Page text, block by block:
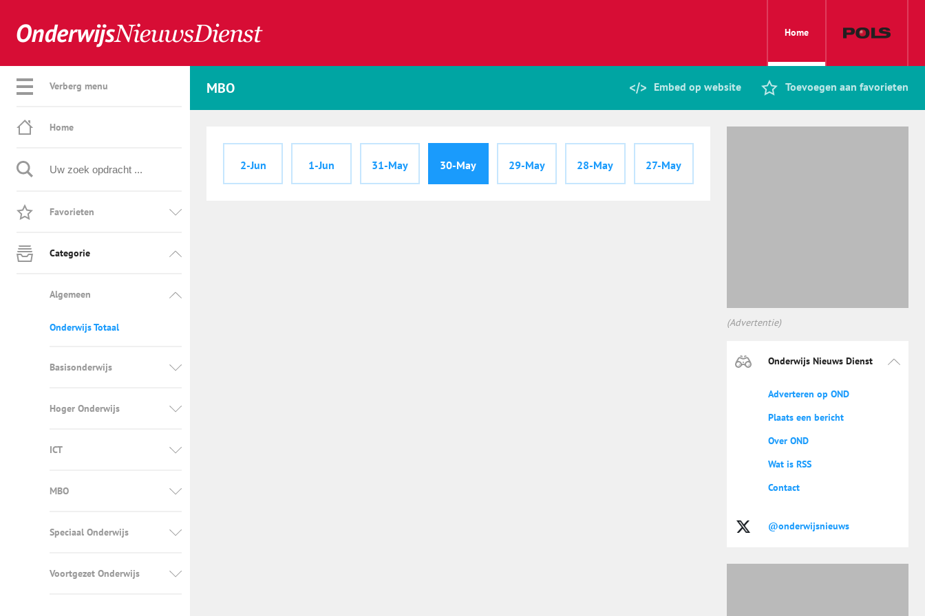
Home
Verberg menu
Home
Favorieten
Categorie
Algemeen
Onderwijs Totaal
Basisonderwijs
Hoger Onderwijs
ICT
MBO
Speciaal Onderwijs
Voortgezet Onderwijs
MBO Embed op website Toevoegen aan favorieten
2-Jun 1-Jun 31-May 30-May 29-May 28-May 27-May
(Advertentie)
Onderwijs Nieuws Dienst
Adverteren op OND
Plaats een bericht
Over OND
Wat is RSS
Contact
@onderwijsnieuws